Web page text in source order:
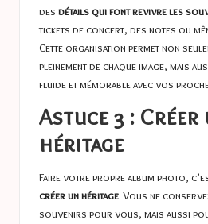
des détails qui font revivre les
tickets de concert, des notes ou
Cette organisation permet non
pleinement de chaque image, mais
fluide et mémorable avec vos
Astuce 3 : Créer
héritage
Faire votre propre album photo,
créer un héritage. Vous ne
souvenirs pour vous, mais aussi